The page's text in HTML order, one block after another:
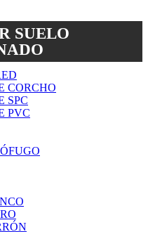
SUELO
CORCHO
SPC
PVC